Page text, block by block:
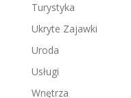
Turystyka
Ukryte Zajawki
Uroda
Usługi
Wnętrza